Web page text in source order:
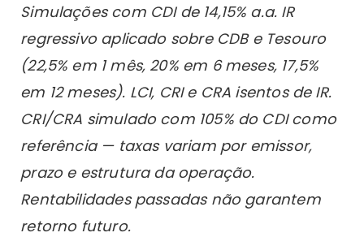
Simulações com CDI de 14,15% a.a. IR
regressivo aplicado sobre CDB e Tesouro
(22,5% em 1 mês, 20% em 6 meses, 17,5%
em 12 meses). LCI, CRI e CRA isentos de IR.
CRI/CRA simulado com 105% do CDI como
referência — taxas variam por emissor,
prazo e estrutura da operação.
Rentabilidades passadas não garantem
retorno futuro.